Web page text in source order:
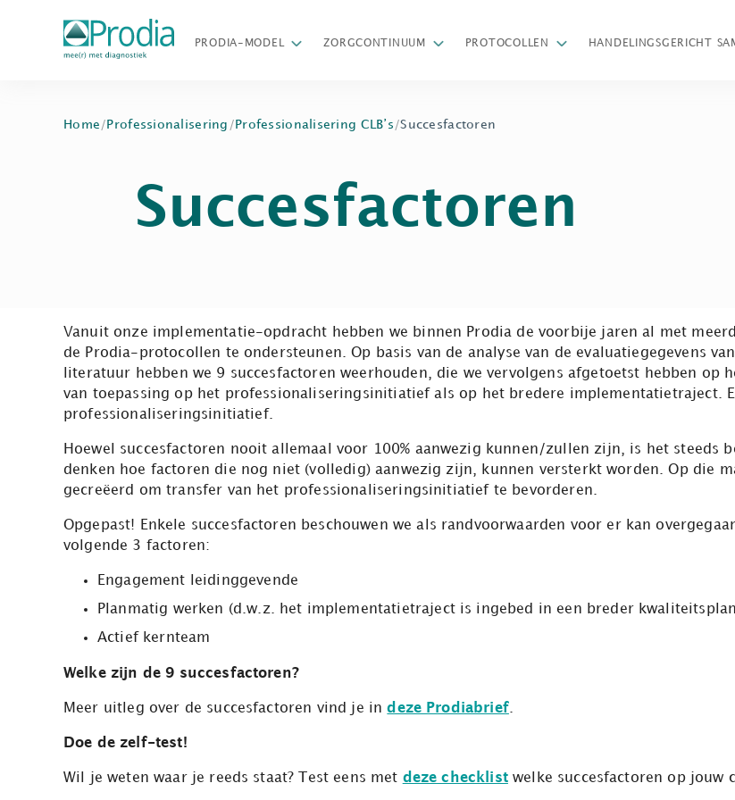
PRODIA-MODEL ZORGCONTINUUM PROTOCOLLEN HANDELINGSGERICHT
Home / Professionalisering / Professionalisering CLB’s /Succesfactoren
Succesfactoren
Vanuit onze implementatie-opdracht hebben we binnen Prodia de voorbije jaren al met
de Prodia-protocollen te ondersteunen. Op basis van de analyse van de evaluatiegegevens
literatuur hebben we 9 succesfactoren weerhouden, die we vervolgens afgetoetst hebben op
van toepassing op het professionaliseringsinitiatief als op het bredere implementatietraject.
professionaliseringsinitiatief.
Hoewel succesfactoren nooit allemaal voor 100% aanwezig kunnen/zullen zijn, is het
denken hoe factoren die nog niet (volledig) aanwezig zijn, kunnen versterkt worden. Op die
gecreëerd om transfer van het professionaliseringsinitiatief te bevorderen.
Opgepast! Enkele succesfactoren beschouwen we als randvoorwaarden voor er kan
volgende 3 factoren:
Engagement leidinggevende
Planmatig werken (d.w.z. het implementatietraject is ingebed in een breder
Actief kernteam
Welke zijn de 9 succesfactoren?
Meer uitleg over de succesfactoren vind je indeze Prodiabrief.
Doe de zelf-test!
Wil je weten waar je reeds staat? Test eens met deze checklistwelke succesfactoren op jouw